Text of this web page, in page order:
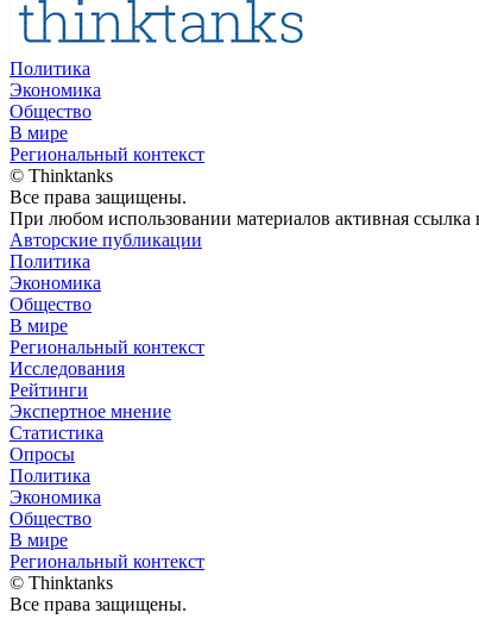
Политика
Экономика
Общество
В мире
Региональный контекст
© Thinktanks
Все права защищены.
При любом использовании материалов активная ссылка
Авторские публикации
Политика
Экономика
Общество
В мире
Региональный контекст
Исследования
Рейтинги
Экспертное мнение
Статистика
Опросы
Политика
Экономика
Общество
В мире
Региональный контекст
© Thinktanks
Все права защищены.